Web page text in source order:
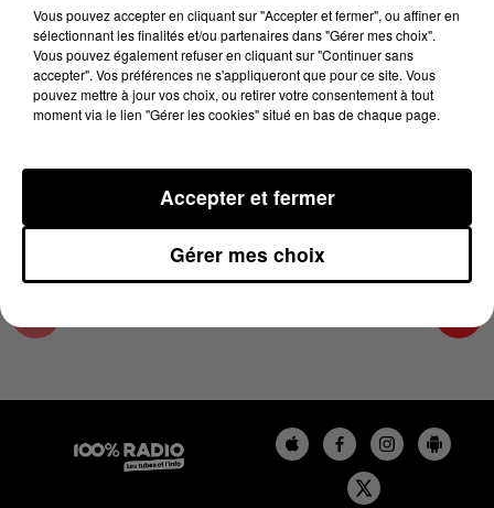
20 août 2024 - 4 min 42 sec
LES INFOS DE L'AUDE DU 20/08/2024 À
18H00
Les infos de l'Aude
Vous pouvez accepter en cliquant sur "Accepter et fermer", ou affiner en
sélectionnant les finalités et/ou partenaires dans "Gérer mes choix".
Vous pouvez également refuser en cliquant sur "Continuer sans
accepter". Vos préférences ne s'appliqueront que pour ce site. Vous
pouvez mettre à jour vos choix, ou retirer votre consentement à tout
moment via le lien "Gérer les cookies" situé en bas de chaque page.
Gérer mes choix
Accepter et fermer